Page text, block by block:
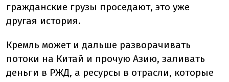
гражданские грузы проседают, это уже
другая история.
Кремль может и дальше разворачивать
потоки на Китай и прочую Азию, заливать
деньги в РЖД, а ресурсы в отрасли, которые